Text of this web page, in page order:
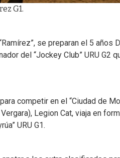
G1.
se preparan el 5 años
del “Jockey Club” URU G2
competir en el “Ciudad de
Legion Cat, viaja en
URU G1.